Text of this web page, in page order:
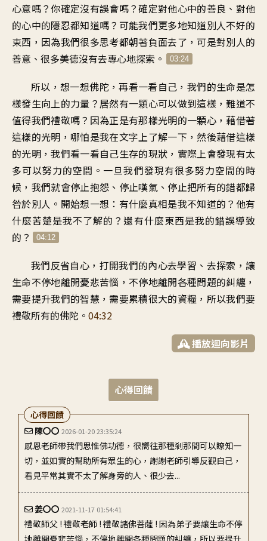
心意嗎？你確定沒有誤會嗎？確定對他心中的善良、對他
的心中的隱忍都知道嗎？可能我們更多地知道別人不好的
東西，因為我們很多思考都朝著負面去了，可是對別人的
善意、很多美德沒有去專心地探索。
03:24
所以，想一想佛陀，再看一看自己，我們的生命是怎
樣發生向上的力量？居然有一顆心可以做到這樣，難道不
值得我們禮敬嗎？因為正是有那樣光明的一顆心，藉借著
這樣的光明，哪怕是我在文字上了解一下，然後藉借這樣
的光明，我們看一看自己生存的現狀，實際上會發現有太
多可以努力的空間。一旦我們發現有很多努力空間的時
候，我們就會停止抱怨、停止嘆氣、停止把所有的錯都歸
咎於別人。開始想一想：有什麼真相是我不知道的？他有
什麼苦楚是我不了解的？還有什麼東西是我的錯誤導致
的？
04:12
我們反省自心，打開我們的內心去學習、去探索，讓
生命不停地離開憂悲苦惱，不停地離開各種問題的糾纏，
需要提升我們的智慧，需要累積很大的資糧，所以我們要
禮敬所有的佛陀。 04:32
播放迴向影片
心得回饋
陳〇〇 2026-01-20 23:35:24
感恩老師帶我們思惟佛功德，很嚮往那種剎那間可以瞭知一
切，並如實的幫助所有眾生的心，謝謝老師引導反觀自己，
看見平常其實不太了解身旁的人、很少去...
姜〇〇 2021-11-17 01:54:41
禮敬師父 ! 禮敬老師 ! 禮敬諸佛菩薩 ! 因為弟子要讓生命不停
心得回饋